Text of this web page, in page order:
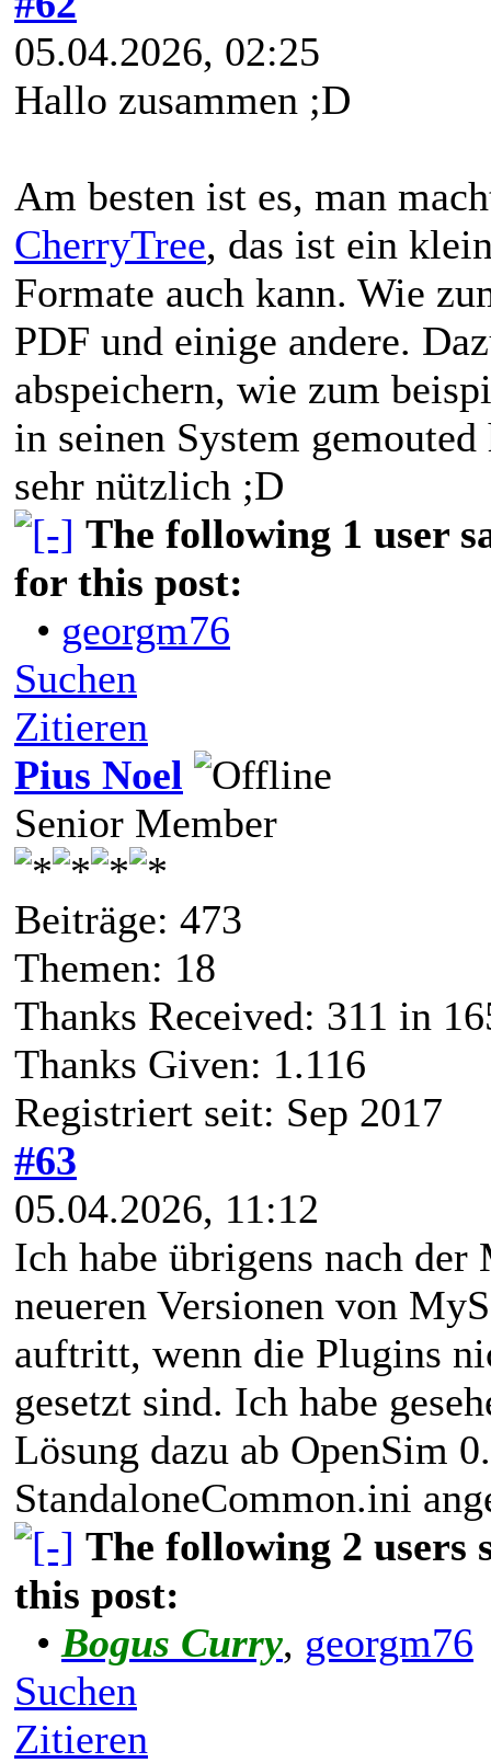
05.04.2026, 02:25
Hallo zusammen ;D
Am besten ist es, man
CherryTree, das ist ein
Formate auch kann. Wie
PDF und einige andere.
abspeichern, wie zum
in seinen System
sehr nützlich ;D
The following 1 user
for this post:
• georgm76
Suchen
Zitieren
Pius Noel
Senior Member
Beiträge: 473
Themen: 18
Thanks Received: 311 in
Thanks Given: 1.116
Registriert seit: Sep 2017
#63
05.04.2026, 11:12
Ich habe übrigens nach
neueren Versionen von
auftritt, wenn die Plugins
gesetzt sind. Ich habe
Lösung dazu ab OpenSim
StandaloneCommon.ini
The following 2 users
this post:
• Bogus Curry, georgm76
Suchen
Zitieren